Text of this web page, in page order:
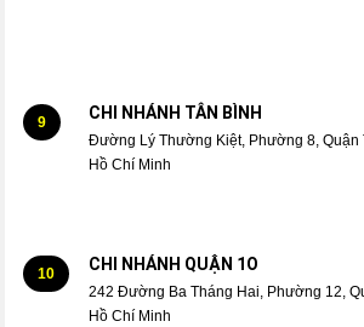
9 CHI NHÁNH TÂN BÌNH
Đường Lý Thường Kiệt, Phường 8, Quận
Hồ Chí Minh
10 CHI NHÁNH QUẬN 1O
242 Đường Ba Tháng Hai, Phường 12,
Hồ Chí Minh